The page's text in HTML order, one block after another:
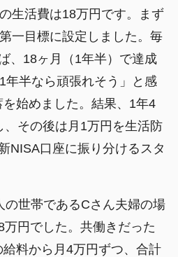
生活費は18万円です。まず
一目標に設定しました。毎
、18ヶ月（1年半）で達成
年半なら頑張れそう」と感
始めました。結果、1年4
、その後は月1万円を生活防
NISA口座に振り分けるスタ
の世帯であるCさん夫婦の場
円でした。共働きだった
料から月4万円ずつ、合計